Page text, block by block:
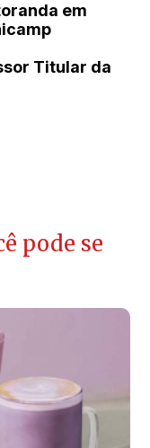
em
Titular da
pode se